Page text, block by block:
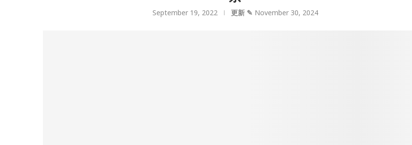
September 19, 2022 更新 ✎ November 30, 2024